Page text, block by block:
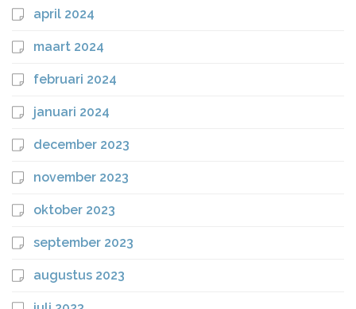
april 2024
maart 2024
februari 2024
januari 2024
december 2023
november 2023
oktober 2023
september 2023
augustus 2023